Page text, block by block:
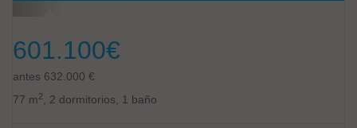
601.100€
antes 632.000 €
77 m2 , 2 dormitorios, 1 baño